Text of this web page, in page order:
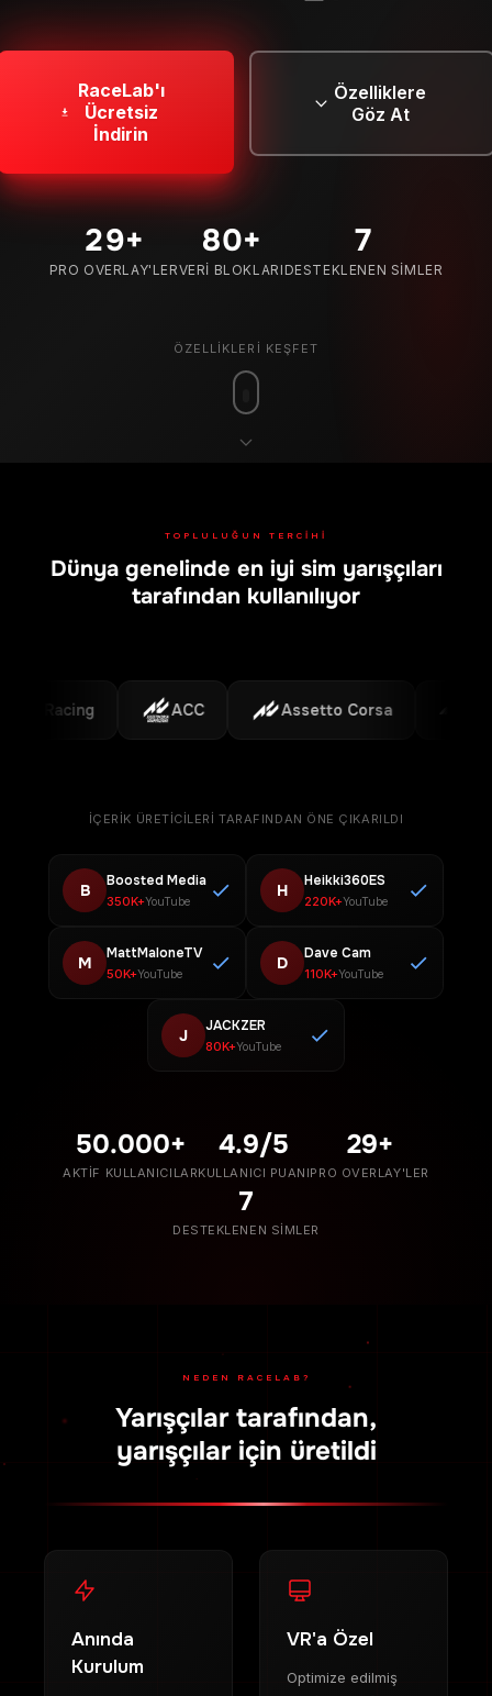
RaceLab'ı
Ücretsiz
İndirin
Özelliklere
Göz At
29+
PRO OVERLAY'LER
80+
VERI BLOKLARI
7
DESTEKLENEN SIMLER
ÖZELLIKLERI KEŞFET
TOPLULUĞUN TERCIHI
Dünya genelinde en iyi sim yarışçıları
tarafından kullanılıyor
iRacing ACC Assetto Corsa
İÇERIK ÜRETICILERI TARAFINDAN ÖNE ÇIKARILDI
B Boosted Media
350K+YouTube
H Heikki360ES
220K+YouTube
M MattMaloneTV
50K+YouTube
D Dave Cam
110K+YouTube
J JACKZER
80K+YouTube
50.000+
AKTIF KULLANICILAR
4.9/5
KULLANICI PUANI
29+
PRO OVERLAY'LER
7
DESTEKLENEN SIMLER
NEDEN RACELAB?
Yarışçılar tarafından,
yarışçılar için üretildi
Anında
Kurulum
VR'a Özel
Optimize edilmiş